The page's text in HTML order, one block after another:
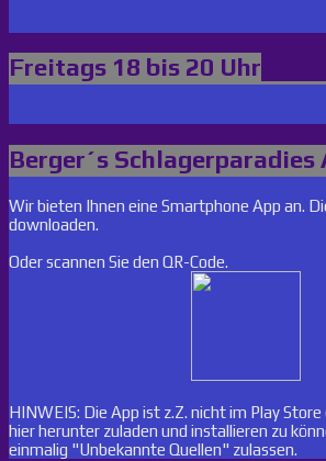
Freitags 18 bis 20 Uhr
Berger´s Schlagerparadies
Wir bieten Ihnen eine Smartphone App an.
downloaden.
Oder scannen Sie den QR-Code.
HINWEIS: Die App ist z.Z. nicht im Play
hier herunter zuladen und installieren zu
einmalig "Unbekannte Quellen" zulassen.